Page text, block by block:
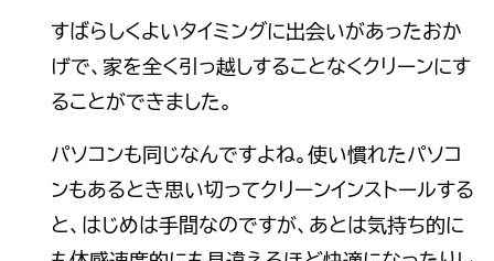
すばらしくよいタイミングに出会いがあったおか
げで、家を全く引っ越しすることなくクリーンにす
ることができました。
パソコンも同じなんですよね。使い慣れたパソコ
ンもあるとき思い切ってクリーンインストールする
と、はじめは手間なのですが、あとは気持ち的に